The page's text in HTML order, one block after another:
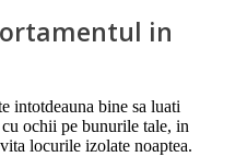
in
intotdeauna bine sa luati
ochii pe bunurile tale, in
locurile izolate noaptea.